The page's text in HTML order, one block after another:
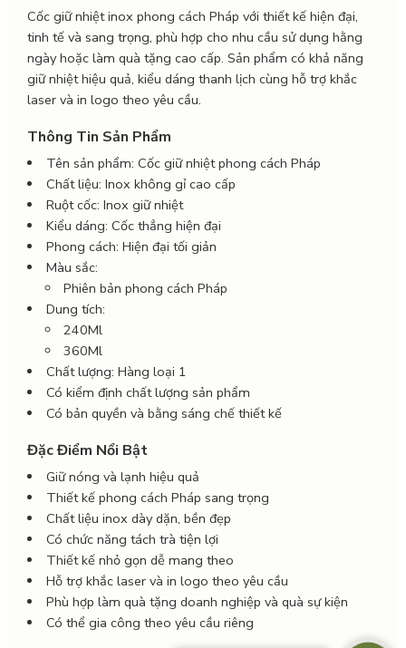
Cốc giữ nhiệt inox phong cách Pháp với thiết kế hiện đại,
tinh tế và sang trọng, phù hợp cho nhu cầu sử dụng hằng
ngày hoặc làm quà tặng cao cấp. Sản phẩm có khả năng
giữ nhiệt hiệu quả, kiểu dáng thanh lịch cùng hỗ trợ khắc
laser và in logo theo yêu cầu.
Thông Tin Sản Phẩm
Tên sản phẩm: Cốc giữ nhiệt phong cách Pháp
Chất liệu: Inox không gỉ cao cấp
Ruột cốc: Inox giữ nhiệt
Kiểu dáng: Cốc thẳng hiện đại
Phong cách: Hiện đại tối giản
Màu sắc:
Phiên bản phong cách Pháp
Dung tích:
240Ml
360Ml
Chất lượng: Hàng loại 1
Có kiểm định chất lượng sản phẩm
Có bản quyền và bằng sáng chế thiết kế
Đặc Điểm Nổi Bật
Giữ nóng và lạnh hiệu quả
Thiết kế phong cách Pháp sang trọng
Chất liệu inox dày dặn, bền đẹp
Có chức năng tách trà tiện lợi
Thiết kế nhỏ gọn dễ mang theo
Hỗ trợ khắc laser và in logo theo yêu cầu
Phù hợp làm quà tặng doanh nghiệp và quà sự kiện
Có thể gia công theo yêu cầu riêng